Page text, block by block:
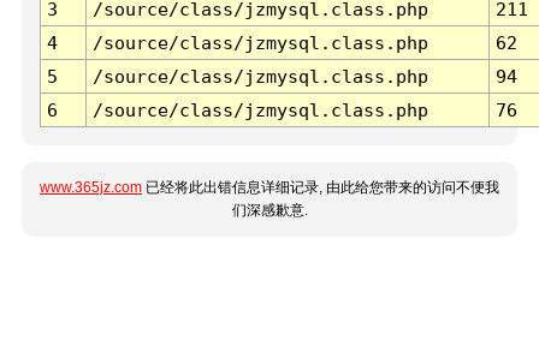
3 /source/class/jzmysql.class.php
211
4
/source/class/jzmysql.class.php
62
5
/source/class/jzmysql.class.php
94
6
/source/class/jzmysql.class.php 76
www.365jz.com 已经将此出错信息详细记录, 由此给您带来的访问不便我
们深感歉意.